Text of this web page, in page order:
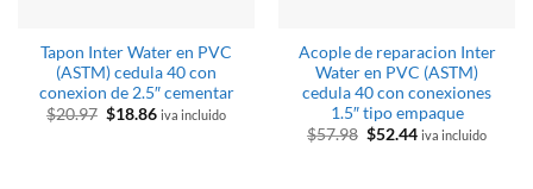
Tapon Inter Water en PVC
(ASTM) cedula 40 con
conexion de 2.5″ cementar
$20.97 El
$18.86Eliva incluido
Acople de reparacion Inter
Water en PVC (ASTM)
cedula 40 con conexiones
1.5″ tipo empaque
$57.98 El
$52.44Eliva incluido